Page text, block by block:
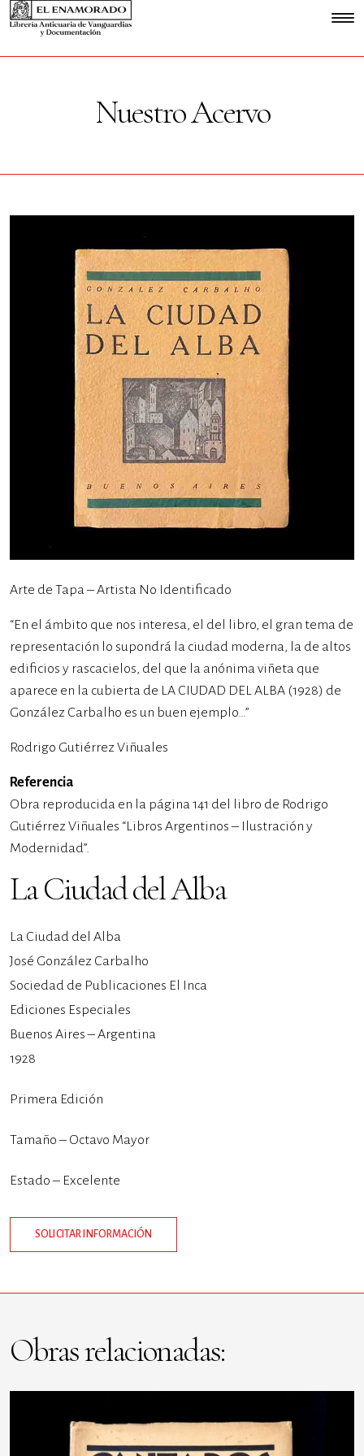
Nuestro Acervo
Arte de Tapa – Artista No Identificado
“En el ámbito que nos interesa, el del libro, el gran tema de
representación lo supondrá la ciudad moderna, la de altos
edificios y rascacielos, del que la anónima viñeta que
aparece en la cubierta de LA CIUDAD DEL ALBA (1928) de
González Carbalho es un buen ejemplo…”
Rodrigo Gutiérrez Viñuales
Referencia
Obra reproducida en la página 141 del libro de Rodrigo
Gutiérrez Viñuales “Libros Argentinos – Ilustración y
Modernidad”.
La Ciudad del Alba
La Ciudad del Alba
José González Carbalho
Sociedad de Publicaciones El Inca
Ediciones Especiales
Buenos Aires – Argentina
1928
Primera Edición
Tamaño – Octavo Mayor
Estado – Excelente
SOLICITAR INFORMACIÓN
Obras relacionadas: